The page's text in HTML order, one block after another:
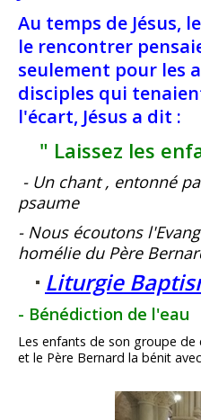
Au temps de Jésus,
le rencontrer
seulement pour les
disciples qui
l'écart, Jésus a dit :
" Laissez les
- Un chant , entonné
psaume
- Nous écoutons
homélie du Père
Liturgie
- Bénédiction de l'eau
Les enfants de son groupe de
et le Père Bernard la bénit